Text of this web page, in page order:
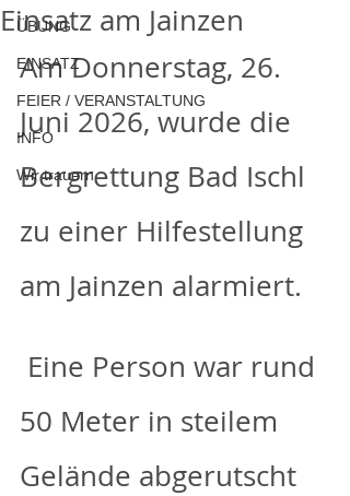
ÜBUNG
EINSATZ
FEIER / VERANSTALTUNG
INFO
Wir trauern
Einsatz am Jainzen
Am Donnerstag, 26.
Juni 2026, wurde die
Bergrettung Bad Ischl
zu einer Hilfestellung
am Jainzen alarmiert.
50 Meter in steilem
Gelände abgerutscht